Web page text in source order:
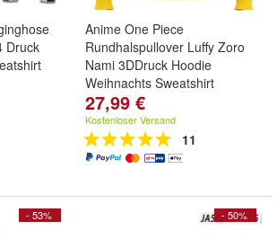
Druck
Anime One Piece
Rundhalspullover Luffy Zoro
Nami 3DDruck Hoodie
Weihnachts Sweatshirt
27,99 €
Kostenloser Versand
11
- 53% - 50%